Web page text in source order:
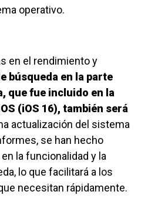
operativo.
en el rendimiento y
búsqueda en la parte
que fue incluido en la
(iOS 16), también será
actualización del sistema
se han hecho
la funcionalidad y la
lo que facilitará a los
necesitan rápidamente.